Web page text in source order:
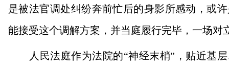
是被法官调处纠纷奔前忙后的身影所感动，或
能接受这个调解方案，并当庭履行完毕，一场
人民法庭作为法院的“神经末梢”，贴近基层